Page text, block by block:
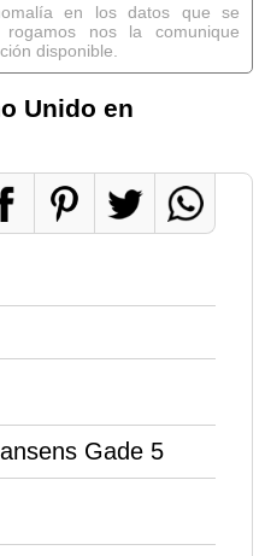
en los datos que se
nos la comunique
disponible.
Unido en
Gade 5